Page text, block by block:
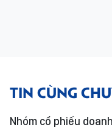
TIN CÙNG
Nhóm cổ phiếu